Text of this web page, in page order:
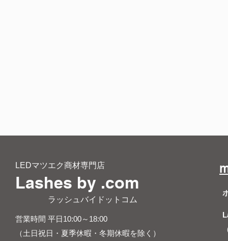
LEDマツエク商材専門店
Lashes by .com
​ ラッシュバイドットコム
営業時間 平日10:00～18:00
（土日祝日・夏季休暇・冬期休暇を除く）